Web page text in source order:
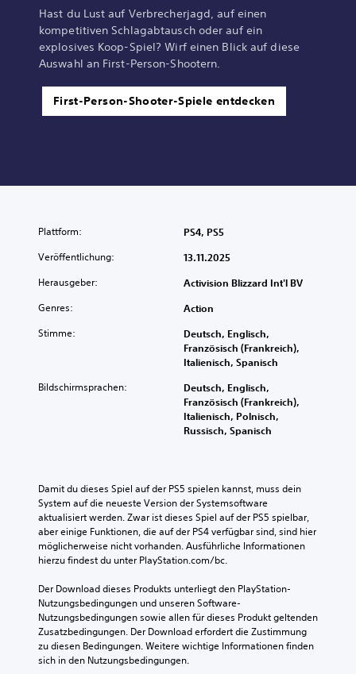
Hast du Lust auf Verbrecherjagd, auf einen
kompetitiven Schlagabtausch oder auf ein
explosives Koop-Spiel? Wirf einen Blick auf diese
Auswahl an First-Person-Shootern.
First-Person-Shooter-Spiele entdecken
Plattform: PS4, PS5
Veröffentlichung: 13.11.2025
Herausgeber: Activision Blizzard Int'l BV
Genres: Action
Stimme:
Deutsch, Englisch,
Französisch (Frankreich),
Italienisch, Spanisch
Bildschirmsprachen:
Deutsch, Englisch,
Französisch (Frankreich),
Italienisch, Polnisch,
Russisch, Spanisch
Damit du dieses Spiel auf der PS5 spielen kannst, muss dein
System auf die neueste Version der Systemsoftware
aktualisiert werden. Zwar ist dieses Spiel auf der PS5 spielbar,
aber einige Funktionen, die auf der PS4 verfügbar sind, sind hier
möglicherweise nicht vorhanden. Ausführliche Informationen
hierzu findest du unter PlayStation.com/bc.
Der Download dieses Produkts unterliegt den PlayStation-
Nutzungsbedingungen und unseren Software-
Nutzungsbedingungen sowie allen für dieses Produkt geltenden
Zusatzbedingungen. Der Download erfordert die Zustimmung
zu diesen Bedingungen. Weitere wichtige Informationen finden
sich in den Nutzungsbedingungen.